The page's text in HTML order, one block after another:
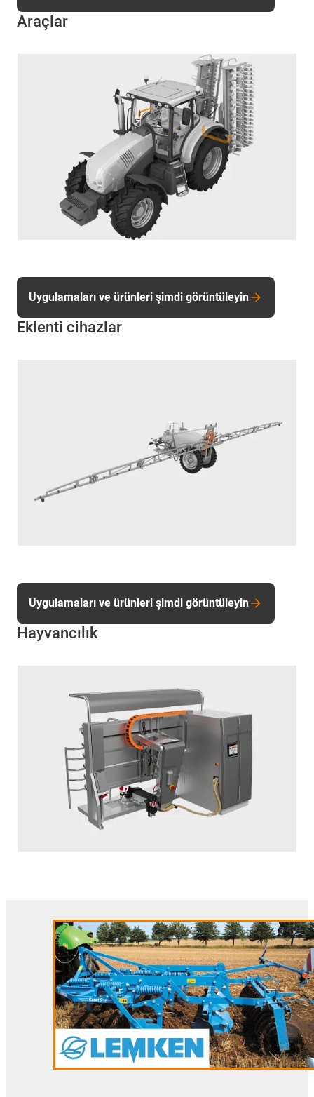
Araçlar
Eklenti cihazlar
Uygulamaları ve ürünleri şimdi görüntüleyin
Hayvancılık
Uygulamaları ve ürünleri şimdi görüntüleyin